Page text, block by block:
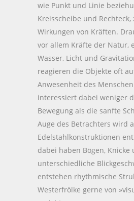
wie Punkt und Linie
Kreisscheibe und
Wirkungen von Kräften.
vor allem Kräfte der Natur,
Wasser, Licht und
reagieren die Objekte oft
Anwesenheit des
interessiert dabei weniger
Bewegung als die sanfte
Auge des Betrachters wird
Edelstahlkonstruktionen
dabei haben Bögen, Knicke
unterschiedliche
entstehen rhythmische
Westerfrölke gerne von